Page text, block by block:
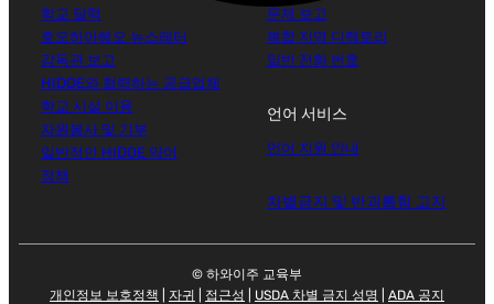
학교 달력
호오하아헤오 뉴스레터
감독관 보고
HIDOE와 협력하는 공급업체
학교 시설 이용
자원봉사 및 기부
일반적인 HIDOE 약어
정책
문제 보고
복합 지역 디렉토리
일반 전화 번호
언어 서비스
언어 지원 안내
차별금지 및 반괴롭힘 고지
© 하와이주 교육부
개인정보 보호정책
자귀 접근성 USDA 차별 금지 성명 ADA 공지